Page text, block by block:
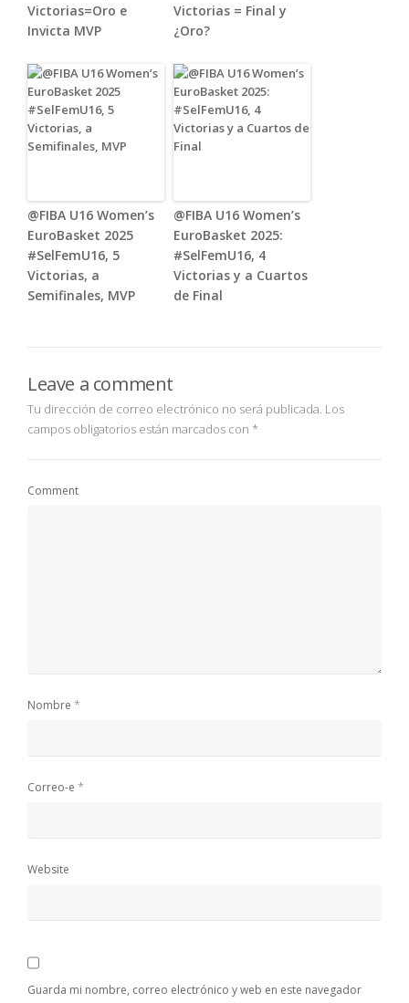
Victorias=Oro e
Invicta MVP
Victorias = Final y
¿Oro?
@FIBA U16 Women’s
EuroBasket 2025
#SelFemU16, 5
Victorias, a
Semifinales, MVP
@FIBA U16 Women’s
EuroBasket 2025:
#SelFemU16, 4
Victorias y a Cuartos
de Final
Leave a comment
Tu dirección de correo electrónico no será publicada. Los
campos obligatorios están marcados con *
Comment
Nombre *
Correo-e *
Website
Guarda mi nombre, correo electrónico y web en este navegador